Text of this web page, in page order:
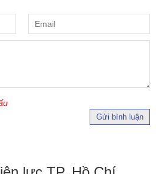
Gửi bình luận